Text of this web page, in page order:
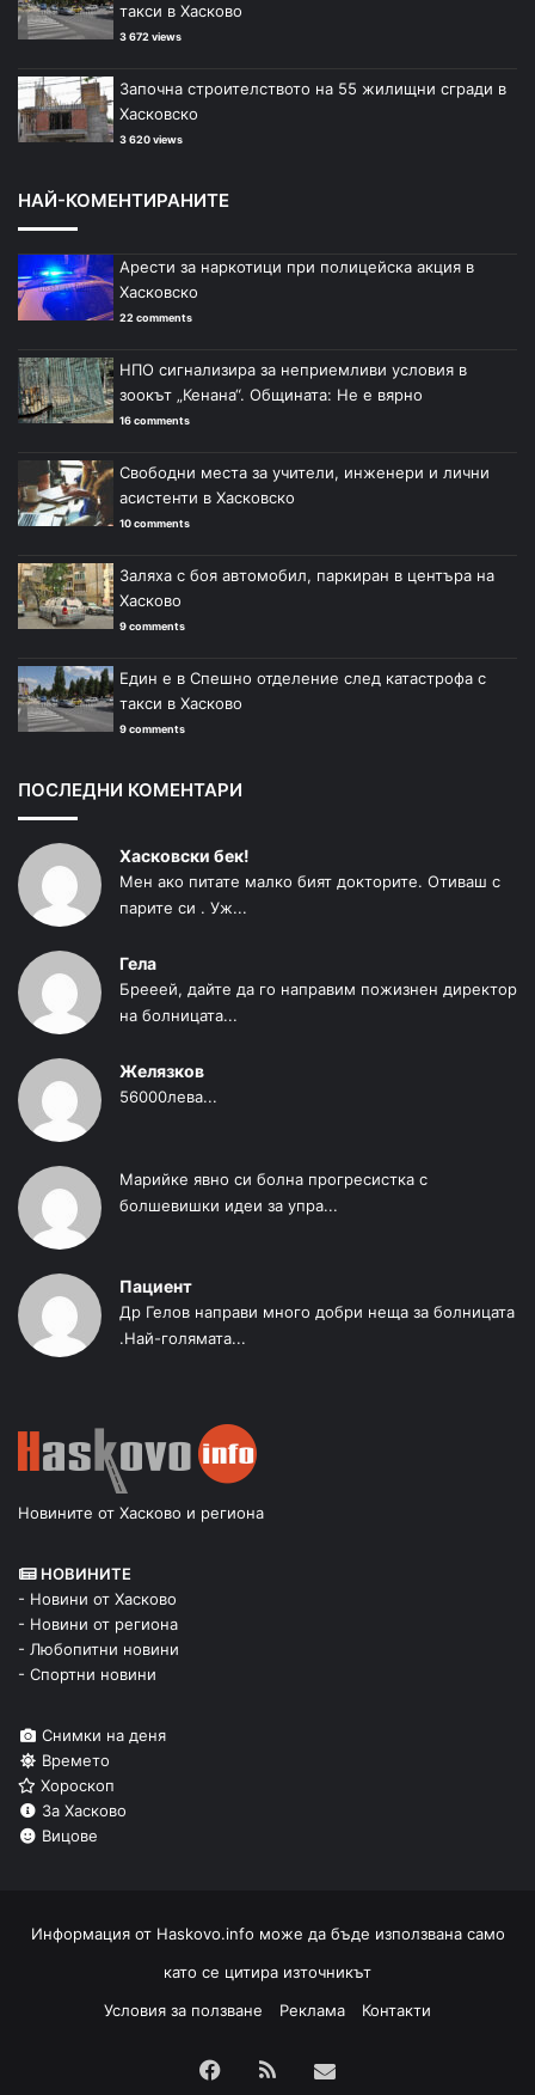
такси в Хасково
3 672 views
Започна строителството на 55 жилищни сгради в
Хасковско
3 620 views
НАЙ-КОМЕНТИРАНИТЕ
Арести за наркотици при полицейска акция в
Хасковско
22 comments
НПО сигнализира за неприемливи условия в
зоокът „Кенана“. Общината: Не е вярно
16 comments
Свободни места за учители, инженери и лични
асистенти в Хасковско
10 comments
Заляха с боя автомобил, паркиран в центъра на
Хасково
9 comments
Един е в Спешно отделение след катастрофа с
такси в Хасково
9 comments
ПОСЛЕДНИ КОМЕНТАРИ
Хасковски бек!
Мен ако питате малко бият докторите. Отиваш с
парите си . Уж...
Гела
Брееей, дайте да го направим пожизнен директор
на болницата...
Желязков
56000лева...
Марийке явно си болна прогресистка с
болшевишки идеи за упра...
Пациент
Др Гелов направи много добри неща за болницата
.Най-голямата...
Новините от Хасково и региона
НОВИНИТЕ
- Новини от Хасково
- Новини от региона
- Любопитни новини
- Спортни новини
Снимки на деня
Времето
Хороскоп
За Хасково
Вицове
Информация от Haskovo.info може да бъде използвана само
като се цитира източникът
Условия за ползване
Реклама Контакти
Facebook
RSS